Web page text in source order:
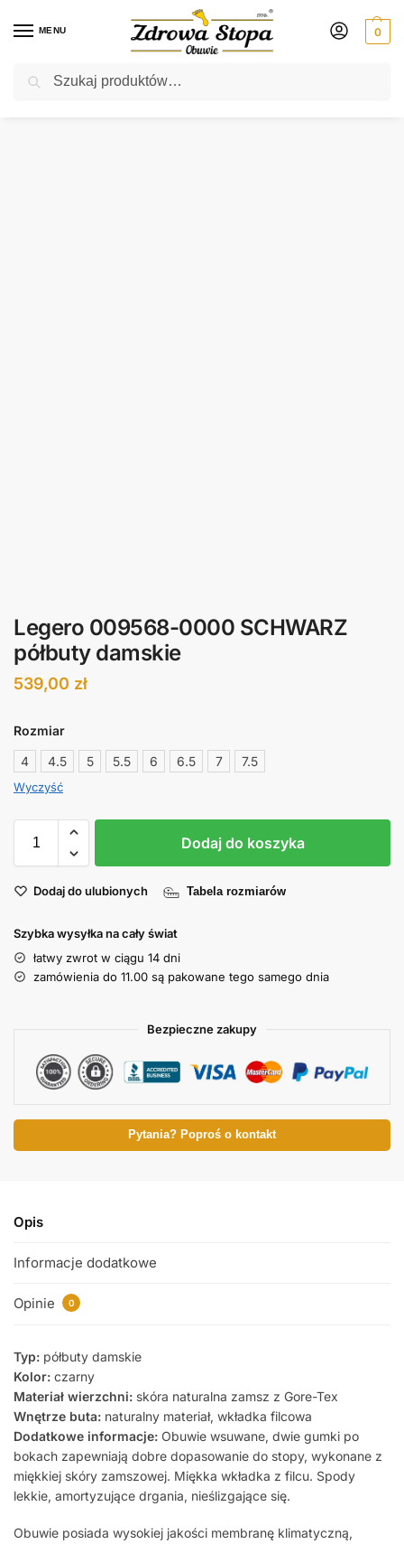
MENU 0
Rabat ⚡ 5% kod: ZDROWASTOPA (na obuwie poza promocją)
Legero 009568-0000 SCHWARZ
półbuty damskie
539,00 zł
Rozmiar
4
4.5 5 5.5 6 6.5 7 7.5
Wyczyść
Dodaj do koszyka
Dodaj do ulubionych Tabela rozmiarów
Szybka wysyłka na cały świat
łatwy zwrot w ciągu 14 dni
zamówienia do 11.00 są pakowane tego samego dnia
Bezpieczne zakupy
Pytania? Poproś o kontakt
Opis
Informacje dodatkowe
Opinie 0
Typ: półbuty damskie
Kolor: czarny
Materiał wierzchni: skóra naturalna zamsz z Gore-Tex
Wnętrze buta: naturalny materiał, wkładka filcowa
Dodatkowe informacje: Obuwie wsuwane, dwie gumki po
bokach zapewniają dobre dopasowanie do stopy, wykonane z
miękkiej skóry zamszowej. Miękka wkładka z filcu. Spody
lekkie, amortyzujące drgania, nieślizgające się.
Obuwie posiada wysokiej jakości membranę klimatyczną,